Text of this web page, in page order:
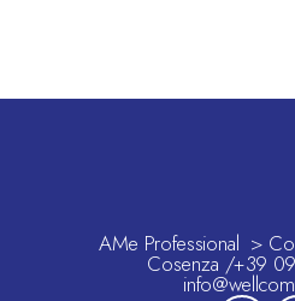
AMe Professional >
Cosenza /+39